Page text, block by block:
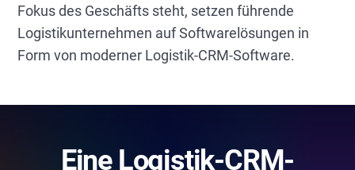
Fokus des Geschäfts steht, setzen führende
Logistikunternehmen auf Softwarelösungen in
Form von moderner Logistik-CRM-Software.
Eine Logistik-CRM-